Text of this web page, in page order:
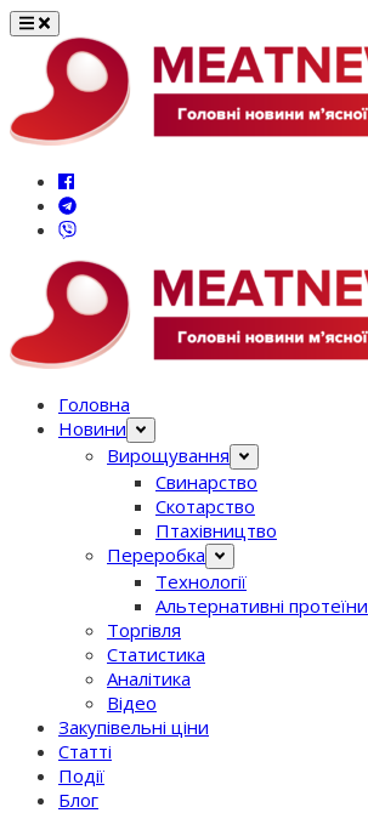
Перейти
вмісту
Головна
Новини
Вирощування
Свинарство
Скотарство
Птахівництво
Переробка
Технології
Альтернативні протеїни
Торгівля
Статистика
Аналітика
Відео
Закупівельні ціни
Статті
Події
Блог